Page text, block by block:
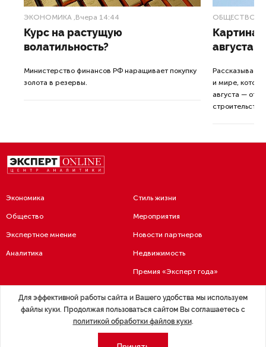
ЭКОНОМИКА ,Вчера 14:44
Курс на растущую
волатильность?
Министерство финансов РФ наращивает покупку
золота в резервы.
ОБЩЕСТВО
Картина
августа
Рассказываем
и мире,
августа — от
Экономика
Общество
Экспертное мнение
Аналитика
Стиль жизни
Мероприятия
Новости партнеров
Недвижимость
Премия «Эксперт года»
Москва Архив
Сотрудничество
Контакты
Для эффективной работы сайта и Вашего удобства мы используем
файлы куки. Продолжая пользоваться сайтом Вы соглашаетесь с
политикой обработки файлов куки.